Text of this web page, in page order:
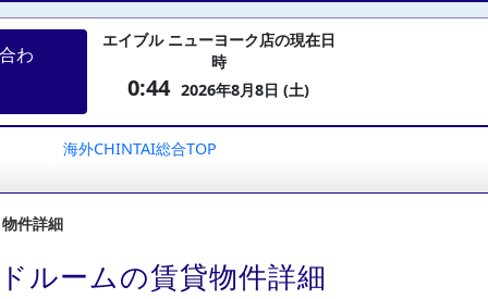
わ
エイブル ニューヨーク店の現在日
時
0:44 2026年8月8日 (土)
海外CHINTAI総合TOP
件詳細
ルームの賃貸物件詳細